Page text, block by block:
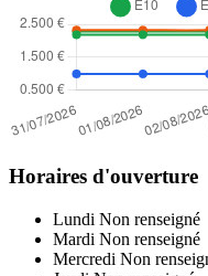
Horaires d'ouverture
Lundi Non renseigné
Mardi Non renseigné
Mercredi Non